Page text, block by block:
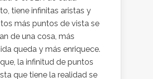
tiene infinitas aristas y
más puntos de vista se
de una cosa, más
queda y más enriquece.
la infinitud de puntos
que tiene la realidad se